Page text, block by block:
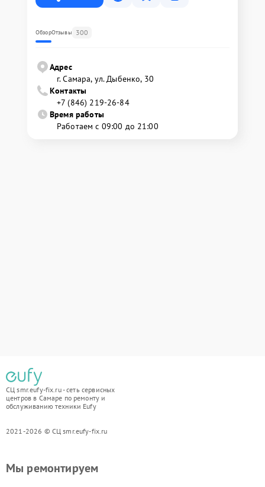
ОбзорОтзывы 300
Адрес
г. Самара, ул. Дыбенко, 30
Контакты
+7 (846) 219-26-84
Время работы
Работаем с 09:00 до 21:00
СЦ smr.eufy-fix.ru - сеть сервисных
центров в Самаре по ремонту и
обслуживанию техники Eufy
2021-2026 © СЦ smr.eufy-fix.ru
Мы ремонтируем